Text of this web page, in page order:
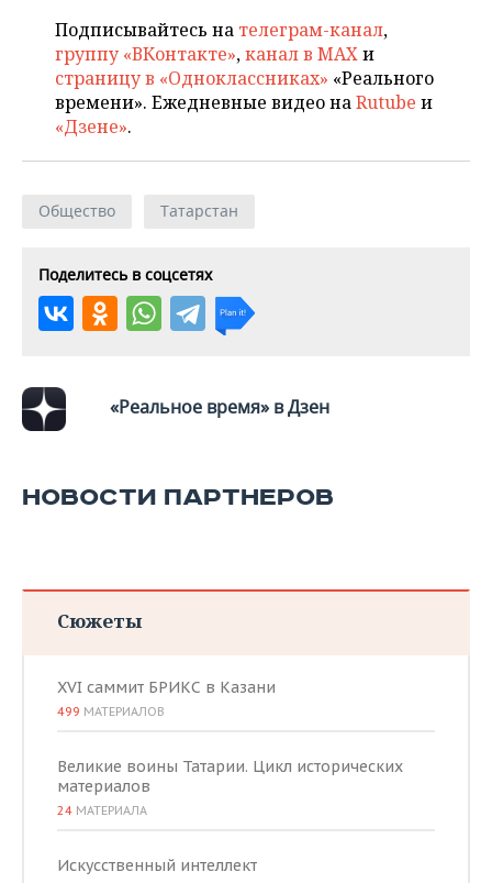
Подписывайтесь на телеграм-канал,
группу «ВКонтакте»,канал в MAXи
страницу в «Одноклассниках» «Реального
времени». Ежедневные видео наRutube и
«Дзене».
Общество Татарстан
Поделитесь в соцсетях
«Реальное время» в Дзен
НОВОСТИ ПАРТНЕРОВ
Сюжеты
XVI саммит БРИКС в Казани
499 МАТЕРИАЛОВ
Великие воины Татарии. Цикл исторических
материалов
24 МАТЕРИАЛА
Искусственный интеллект